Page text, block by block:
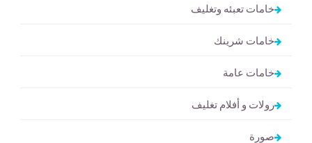
خامات تعبئه وتغليف
خامات شرينك
خامات عامة
رولات و أفلام تغليف
صورة